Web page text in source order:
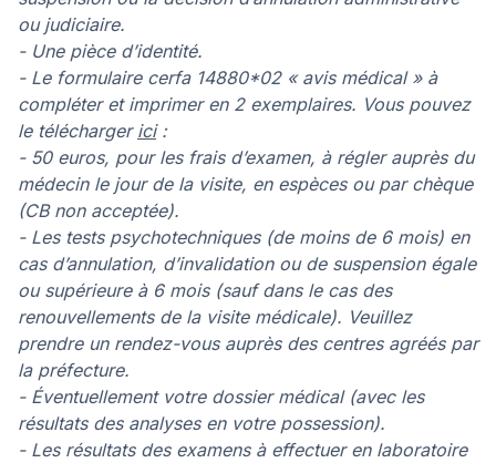
ou judiciaire.
- Une pièce d’identité.
- Le formulaire cerfa 14880*02 « avis médical » à
compléter et imprimer en 2 exemplaires. Vous pouvez
le télécharger ici:
- 50 euros, pour les frais d’examen, à régler auprès du
médecin le jour de la visite, en espèces ou par chèque
(CB non acceptée).
- Les tests psychotechniques (de moins de 6 mois) en
cas d’annulation, d’invalidation ou de suspension égale
ou supérieure à 6 mois (sauf dans le cas des
renouvellements de la visite médicale). Veuillez
prendre un rendez-vous auprès des centres agréés par
la préfecture.
- Éventuellement votre dossier médical (avec les
résultats des analyses en votre possession).
- Les résultats des examens à effectuer en laboratoire